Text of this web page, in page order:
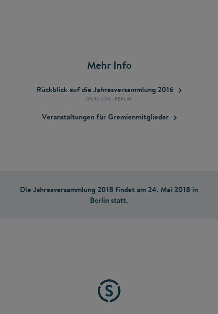
Mehr Info
Rückblick auf die Jahresversammlung2016
09.06.2016 - BERLIN
Veranstaltungen fürGremienmitglieder
Die Jahresversammlung 2018 findet am 24. Mai 2018 in
Berlin statt.